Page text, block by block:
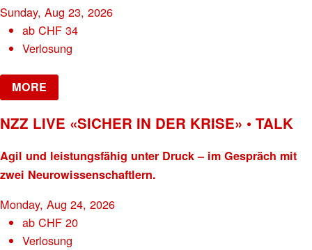
Sunday, Aug 23, 2026
abCHF 34
Verlosung
MORE
NZZ LIVE «SICHER IN DER KRISE» • TALK
Agil und leistungsfähig unter Druck – im Gespräch mit
zwei Neurowissenschaftlern.
Monday, Aug 24, 2026
abCHF 20
Verlosung